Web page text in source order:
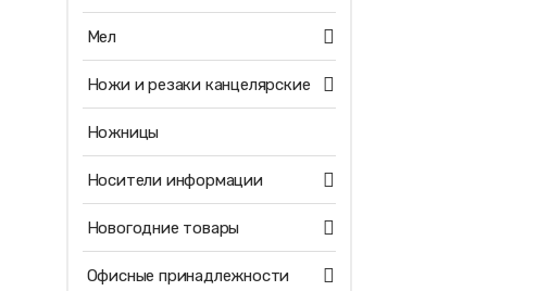
Мел
Ножи и резаки канцелярские
Ножницы
Носители информации
Новогодние товары
Офисные принадлежности